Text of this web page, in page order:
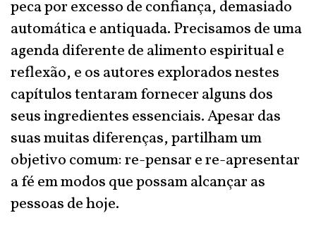
peca por excesso de confiança, demasiado
automática e antiquada. Precisamos de uma
agenda diferente de alimento espiritual e
reflexão, e os autores explorados nestes
capítulos tentaram fornecer alguns dos
seus ingredientes essenciais. Apesar das
suas muitas diferenças, partilham um
objetivo comum: re-pensar e re-apresentar
a fé em modos que possam alcançar as
pessoas de hoje.